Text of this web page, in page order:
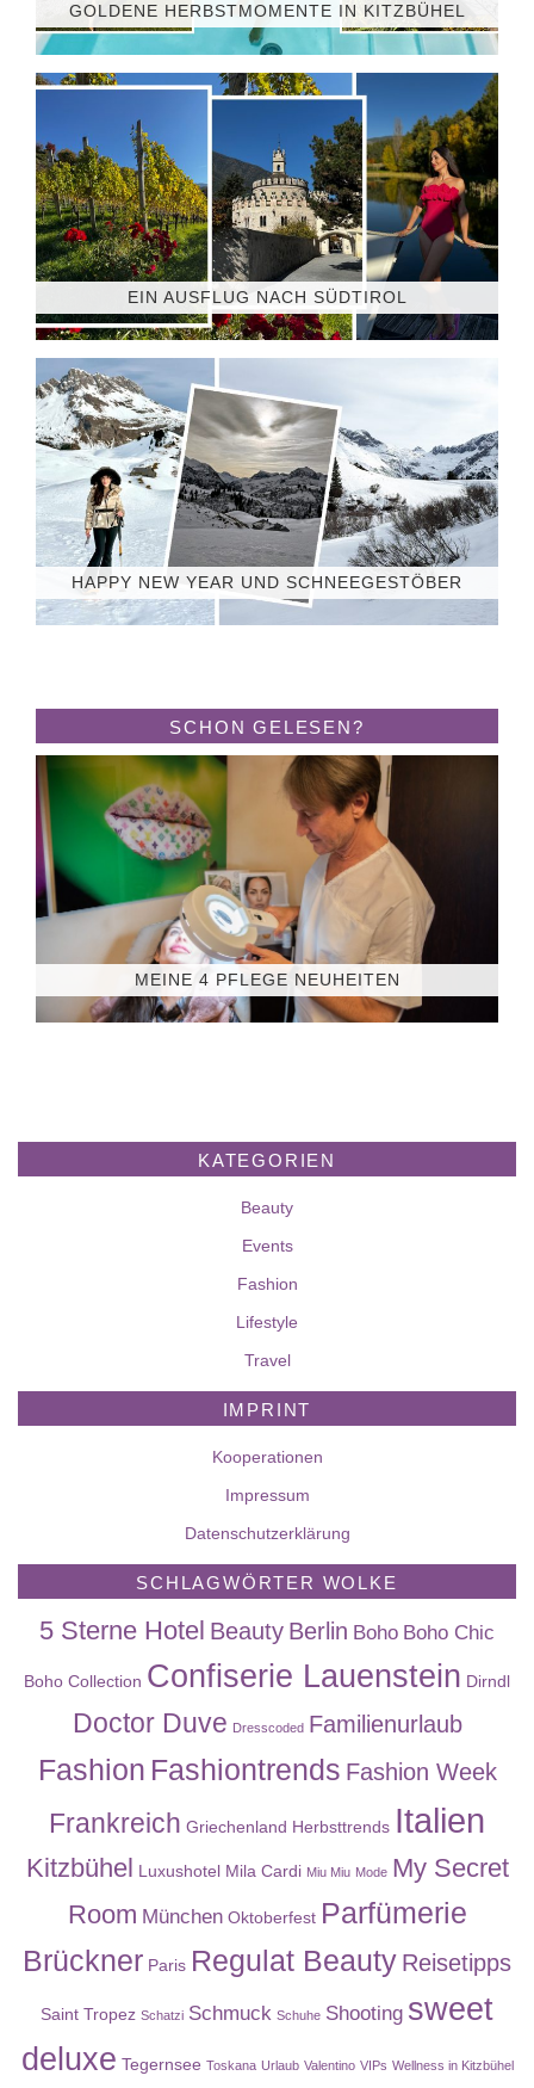
GOLDENE HERBSTMOMENTE IN KITZBÜHEL
EIN AUSFLUG NACH SÜDTIROL
HAPPY NEW YEAR UND SCHNEEGESTÖBER
SCHON GELESEN?
MEINE 4 PFLEGE NEUHEITEN
KATEGORIEN
Beauty
Events
Fashion
Lifestyle
Travel
IMPRINT
Kooperationen
Impressum
Datenschutzerklärung
SCHLAGWÖRTER WOLKE
5 Sterne Hotel Beauty Berlin Boho Boho Chic
Boho Collection Confiserie Lauenstein Dirndl
Doctor Duve Dresscoded Familienurlaub
Fashion Fashiontrends Fashion Week
Frankreich Griechenland Herbsttrends Italien
Kitzbühel Luxushotel Mila Cardi Miu Miu Mode My Secret
Room München Oktoberfest Parfümerie
Brückner Paris Regulat Beauty Reisetipps
Saint Tropez Schatzi Schmuck Schuhe Shooting sweet
deluxe Tegernsee Toskana Urlaub Valentino VIPs Wellness in Kitzbühel